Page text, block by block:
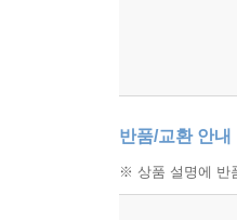
반품/교환 안내
※ 상품 설명에 반